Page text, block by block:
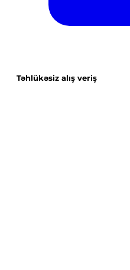
Təhlükəsiz alış veriş